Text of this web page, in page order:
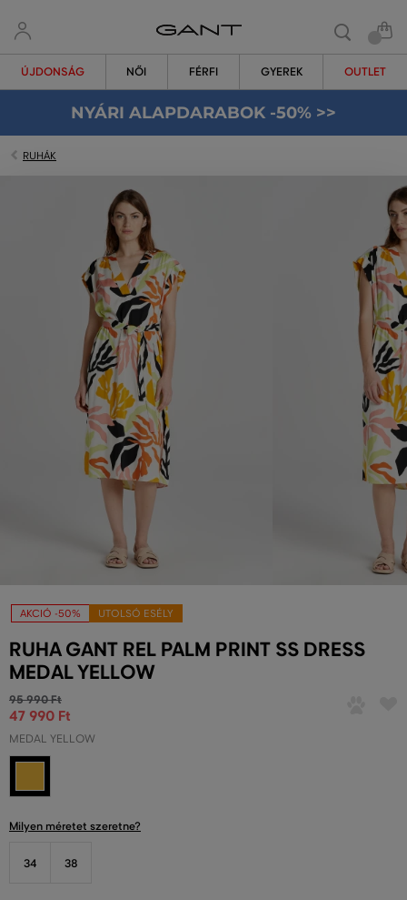
ÚJDONSÁG NŐI FÉRFI GYEREK OUTLET
NYÁRI ALAPDARABOK -50% >>
RUHÁK
AKCIÓ -50% UTOLSÓ ESÉLY
RUHA GANT REL PALM PRINT SS DRESS
MEDAL YELLOW
95 990 Ft
47 990 Ft
MEDAL YELLOW
Milyen méretet szeretne?
34 38